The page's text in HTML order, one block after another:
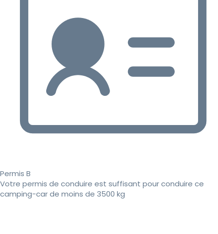
Permis B
Votre permis de conduire est suffisant pour conduire ce
camping-car de moins de 3500 kg